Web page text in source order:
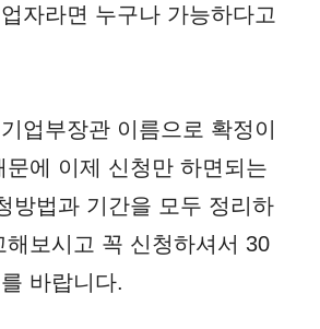
자라면 누구나 가능하다고
업부장관 이름으로 확정이
문에 이제 신청만 하면되는
방법과 기간을 모두 정리하
해보시고 꼭 신청하셔서 30
바랍니다.